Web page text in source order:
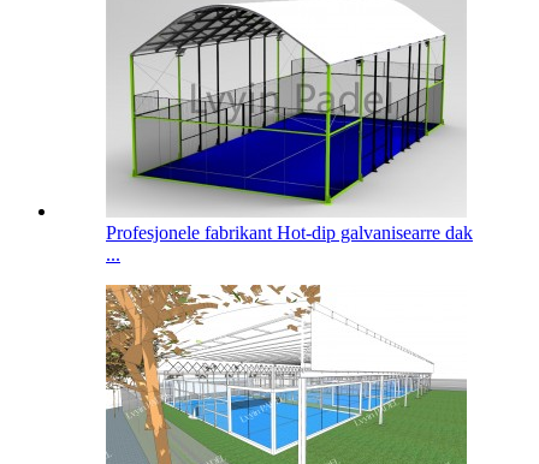
Profesjonele fabrikant Hot-dip galvanisearre dak
...